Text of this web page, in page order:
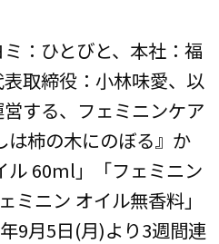
：ひとびと、本社：福
取締役：小林味愛、以
する、フェミニンケア
は柿の木にのぼる』か
ル 60ml」「フェミニン
ミニン オイル無香料」
9月5日(月)より3週間連